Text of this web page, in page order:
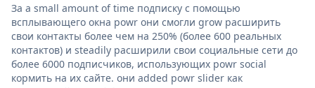
За a small amount of time подписку с помощью
всплывающего окна powr они смогли grow расширить
свои контакты более чем на 250% (более 600 реальных
контактов) и steadily расширили свои социальные сети до
более 6000 подписчиков, использующих powr social
кормить на их сайте. они added powr slider как